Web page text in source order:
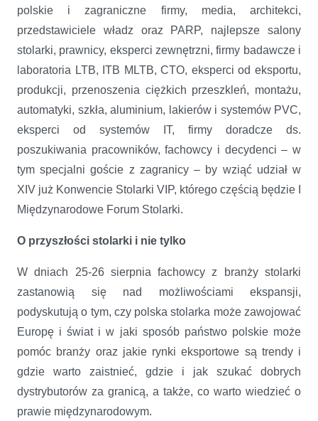
polskie i zagraniczne firmy, media, architekci,
przedstawiciele władz oraz PARP, najlepsze salony
stolarki, prawnicy, eksperci zewnętrzni, firmy badawcze i
laboratoria LTB, ITB MLTB, CTO, eksperci od eksportu,
produkcji, przenoszenia ciężkich przeszkleń, montażu,
automatyki, szkła, aluminium, lakierów i systemów PVC,
eksperci od systemów IT, firmy doradcze ds.
poszukiwania pracowników, fachowcy i decydenci – w
tym specjalni goście z zagranicy – by wziąć udział w
XIV już Konwencie Stolarki VIP, którego częścią będzie I
Międzynarodowe Forum Stolarki.
O przyszłości stolarki i nie tylko
W dniach 25-26 sierpnia fachowcy z branży stolarki
zastanowią się nad możliwościami ekspansji,
podyskutują o tym, czy polska stolarka może zawojować
Europę i świat i w jaki sposób państwo polskie może
pomóc branży oraz jakie rynki eksportowe są trendy i
gdzie warto zaistnieć, gdzie i jak szukać dobrych
dystrybutorów za granicą, a także, co warto wiedzieć o
prawie międzynarodowym.